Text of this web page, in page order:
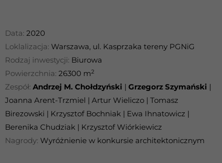
Data: 2020
Loklalizacja: Warszawa, ul. Kasprzaka tereny PGNiG
Rodzaj inwestycji: Biurowa
Powierzchnia: 26300 m2
Zespół: Andrzej M. Chołdzyński | Grzegorz Szymański |
Joanna Arent-Trzmiel | Artur Wieliczo | Tomasz
Birezowski | Krzysztof Bochniak | Ewa Ihnatowicz |
Berenika Chudziak | Krzysztof Wiórkiewicz
Nagrody: Wyróżnienie w konkursie architektonicznym